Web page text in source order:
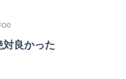
対良かった